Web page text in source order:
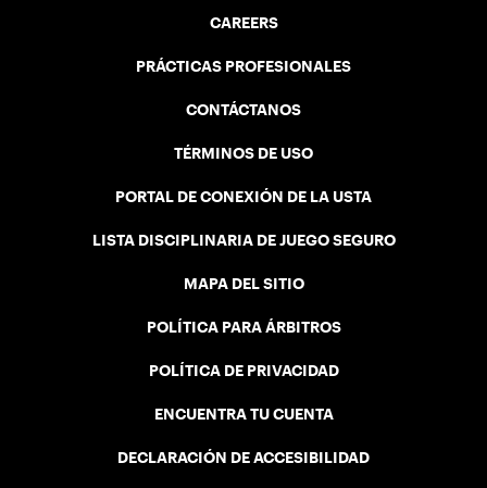
CAREERS
PRÁCTICAS PROFESIONALES
CONTÁCTANOS
TÉRMINOS DE USO
PORTAL DE CONEXIÓN DE LA USTA
LISTA DISCIPLINARIA DE JUEGO SEGURO
MAPA DEL SITIO
POLÍTICA PARA ÁRBITROS
POLÍTICA DE PRIVACIDAD
ENCUENTRA TU CUENTA
DECLARACIÓN DE ACCESIBILIDAD